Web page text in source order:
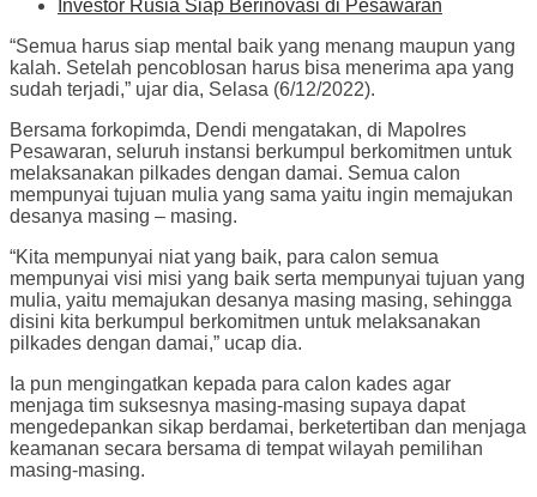
Investor Rusia Siap Berinovasi di Pesawaran
“Semua harus siap mental baik yang menang maupun yang
kalah. Setelah pencoblosan harus bisa menerima apa yang
sudah terjadi,” ujar dia, Selasa (6/12/2022).
Bersama forkopimda, Dendi mengatakan, di Mapolres
Pesawaran, seluruh instansi berkumpul berkomitmen untuk
melaksanakan pilkades dengan damai. Semua calon
mempunyai tujuan mulia yang sama yaitu ingin memajukan
desanya masing – masing.
“Kita mempunyai niat yang baik, para calon semua
mempunyai visi misi yang baik serta mempunyai tujuan yang
mulia, yaitu memajukan desanya masing masing, sehingga
disini kita berkumpul berkomitmen untuk melaksanakan
pilkades dengan damai,” ucap dia.
Ia pun mengingatkan kepada para calon kades agar
menjaga tim suksesnya masing-masing supaya dapat
mengedepankan sikap berdamai, berketertiban dan menjaga
keamanan secara bersama di tempat wilayah pemilihan
masing-masing.